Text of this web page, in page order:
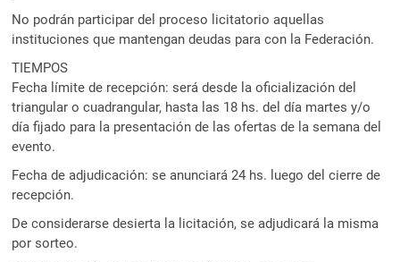
No podrán participar del proceso licitatorio aquellas
instituciones que mantengan deudas para con la Federación.
TIEMPOS
Fecha límite de recepción: será desde la oficialización del
triangular o cuadrangular, hasta las 18 hs. del día martes y/o
día fijado para la presentación de las ofertas de la semana del
evento.
Fecha de adjudicación: se anunciará 24 hs. luego del cierre de
recepción.
De considerarse desierta la licitación, se adjudicará la misma
por sorteo.